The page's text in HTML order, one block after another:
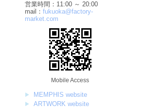
営業時間：11:00 ～ 20:00
mail： fukuoka@factory-
market.com
Mobile Access
MEMPHIS website
ARTWORK website